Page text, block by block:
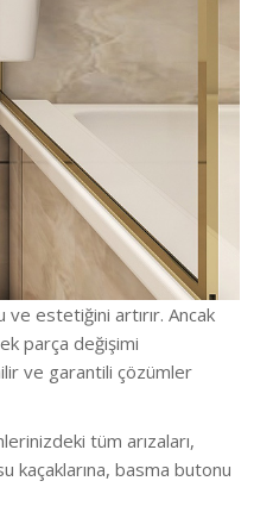
estetiğini artırır. Ancak
parça değişimi
ve garantili çözümler
tüm arızaları,
kaçaklarına, basma butonu